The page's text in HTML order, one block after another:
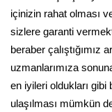
içinizin rahat olması
sizlere garanti
beraber çalıştığımız
uzmanlarımıza
en iyileri oldukları gibi
ulaşılması mümkün